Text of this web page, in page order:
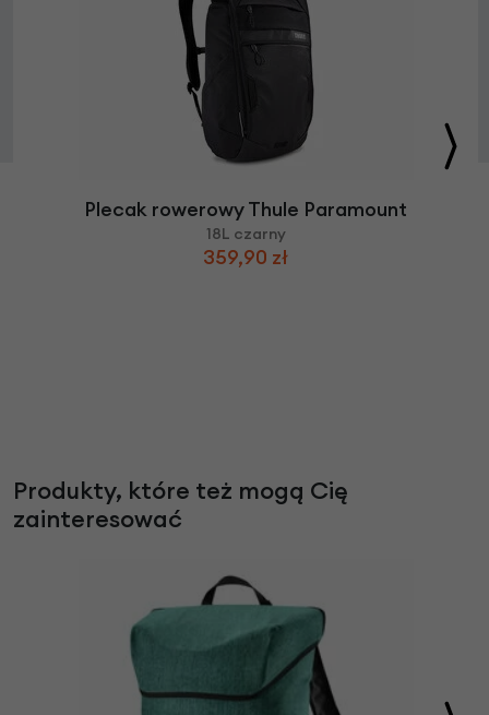
Plecak rowerowy Thule Paramount
18L czarny
359,90 zł
Produkty, które też mogą Cię
zainteresować